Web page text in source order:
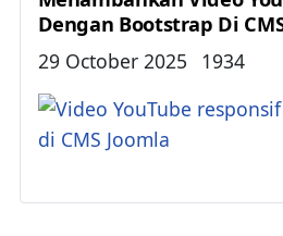
Dengan Bootstrap Di
Details
29 October 2025 1934